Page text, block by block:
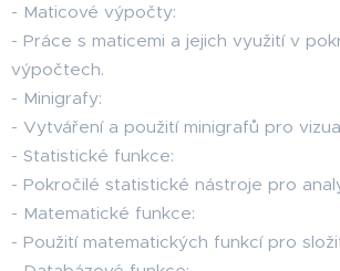
- Maticové výpočty:
- Práce s maticemi a jejich využití v
výpočtech.
- Minigrafy:
- Vytváření a použití minigrafů pro
- Statistické funkce:
- Pokročilé statistické nástroje pro
- Matematické funkce:
- Použití matematických funkcí pro